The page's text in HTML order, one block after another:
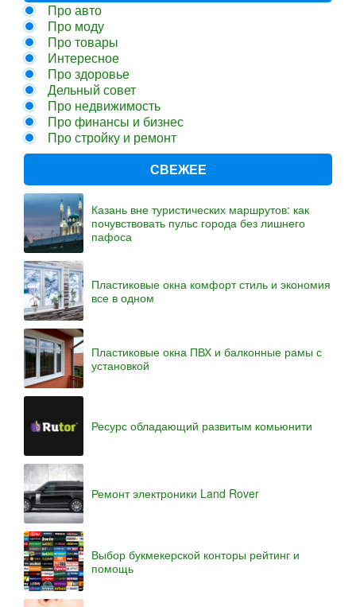
Про авто
Про моду
Про товары
Интересное
Про здоровье
Дельный совет
Про недвижимость
Про финансы и бизнес
Про стройку и ремонт
СВЕЖЕЕ
Казань вне туристических маршрутов: как
почувствовать пульс города без лишнего
пафоса
Пластиковые окна комфорт стиль и экономия
все в одном
Пластиковые окна ПВХ и балконные рамы с
установкой
Ресурс обладающий развитым комьюнити
Ремонт электроники Land Rover
Выбор букмекерской конторы рейтинг и
помощь